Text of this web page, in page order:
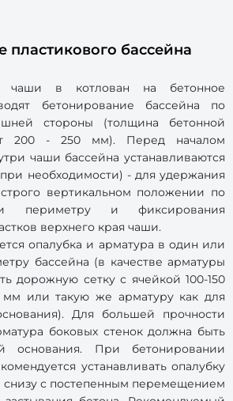
пластикового бассейна
чаши в котлован на бетонное
бетонирование бассейна по
стороны (толщина бетонной
200 - 250 мм). Перед началом
чаши бассейна устанавливаются
необходимости) - для удержания
вертикальном положении по
периметру и фиксирования
верхнего края чаши.
опалубка и арматура в один или
бассейна (в качестве арматуры
дорожную сетку с ячейкой 100-150
или такую же арматуру как для
Для большей прочности
боковых стенок должна быть
основания. При бетонировании
устанавливать опалубку
снизу с постепенным перемещением